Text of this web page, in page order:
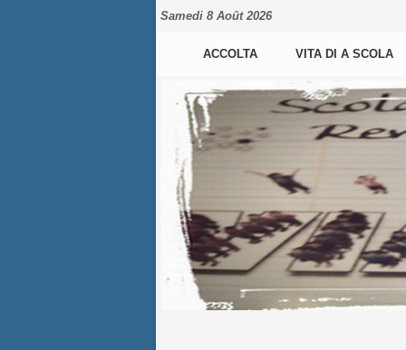
Samedi 8 Août 2026
ACCOLTA VITA DI A SCOLA